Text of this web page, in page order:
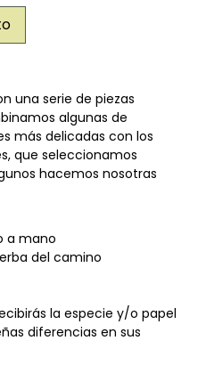
una serie de piezas
algunas de
más delicadas con los
que seleccionamos
hacemos nosotras
a mano
del camino
la especie y/o papel
diferencias en sus